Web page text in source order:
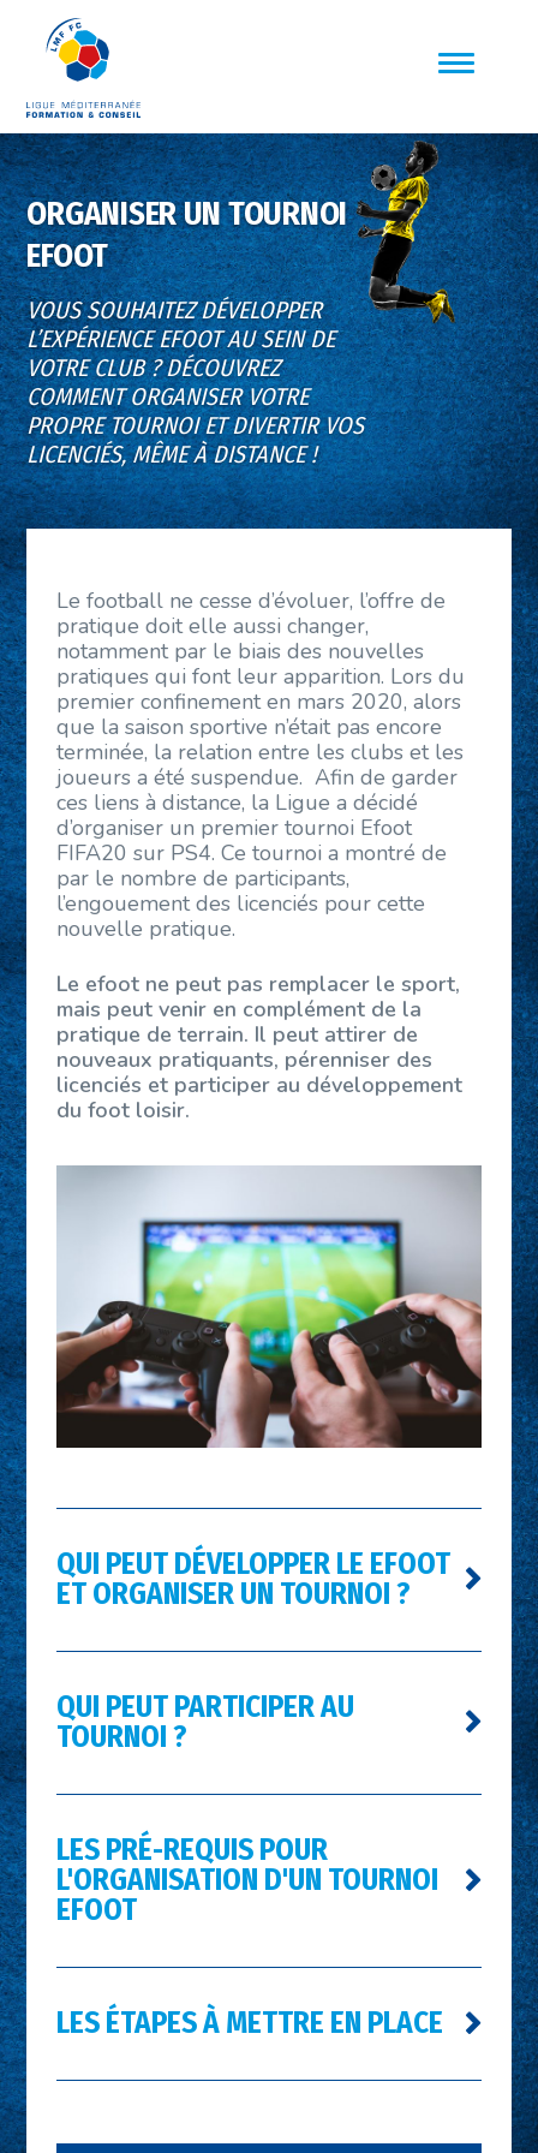
ORGANISER UN TOURNOI
EFOOT
VOUS SOUHAITEZ DÉVELOPPER
L’EXPÉRIENCE EFOOT AU SEIN DE
VOTRE CLUB ? DÉCOUVREZ
COMMENT ORGANISER VOTRE
PROPRE TOURNOI ET DIVERTIR VOS
LICENCIÉS, MÊME À DISTANCE !
Le football ne cesse d’évoluer, l’offre de
pratique doit elle aussi changer,
notamment par le biais des nouvelles
pratiques qui font leur apparition. Lors du
premier confinement en mars 2020, alors
que la saison sportive n’était pas encore
terminée, la relation entre les clubs et les
joueurs a été suspendue. Afin de garder
ces liens à distance, la Ligue a décidé
d’organiser un premier tournoi Efoot
FIFA20 sur PS4. Ce tournoi a montré de
par le nombre de participants,
l’engouement des licenciés pour cette
nouvelle pratique.
Le efoot ne peut pas remplacer le sport,
mais peut venir en complément de la
pratique de terrain. Il peut attirer de
nouveaux pratiquants, pérenniser des
licenciés et participer au développement
du foot loisir.
QUI PEUT DÉVELOPPER LE EFOOT
ET ORGANISER UN TOURNOI ?
QUI PEUT PARTICIPER AU
TOURNOI ?
LES PRÉ-REQUIS POUR
L'ORGANISATION D'UN TOURNOI
EFOOT
LES ÉTAPES À METTRE EN PLACE